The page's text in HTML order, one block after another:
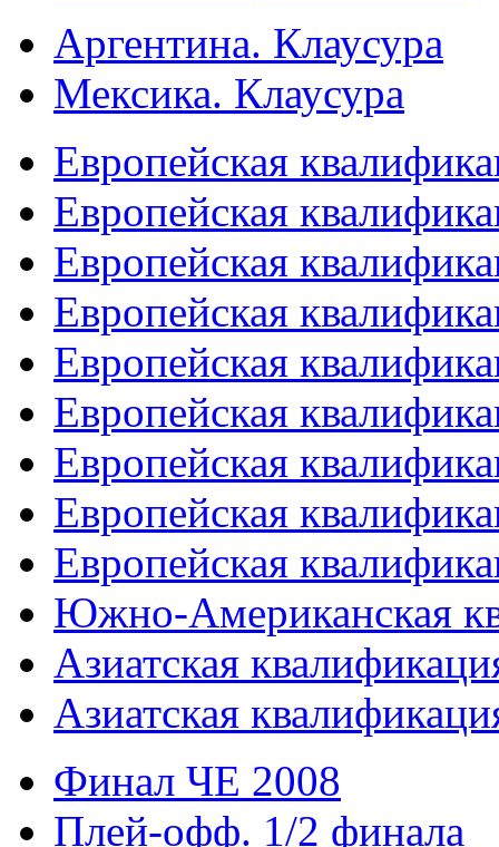
Аргентина. Клаусура
Мексика. Клаусура
Европейская
Европейская
Европейская
Европейская
Европейская
Европейская
Европейская
Европейская
Европейская
Южно-Американская
Азиатская
Азиатская
Финал ЧЕ 2008
Плей-офф. 1/2 финала